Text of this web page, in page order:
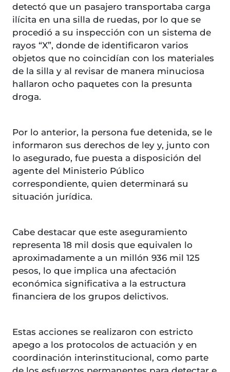
detectó que un pasajero transportaba carga
ilícita en una silla de ruedas, por lo que se
procedió a su inspección con un sistema de
rayos “X”, donde de identificaron varios
objetos que no coincidían con los materiales
de la silla y al revisar de manera minuciosa
hallaron ocho paquetes con la presunta
droga.
Por lo anterior, la persona fue detenida, se le
informaron sus derechos de ley y, junto con
lo asegurado, fue puesta a disposición del
agente del Ministerio Público
correspondiente, quien determinará su
situación jurídica.
Cabe destacar que este aseguramiento
representa 18 mil dosis que equivalen lo
aproximadamente a un millón 936 mil 125
pesos, lo que implica una afectación
económica significativa a la estructura
financiera de los grupos delictivos.
Estas acciones se realizaron con estricto
apego a los protocolos de actuación y en
coordinación interinstitucional, como parte